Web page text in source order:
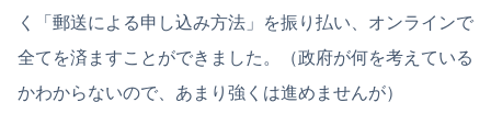
く「郵送による申し込み方法」を振り払い、オンラインで
全てを済ますことができました。（政府が何を考えている
かわからないので、あまり強くは進めませんが）